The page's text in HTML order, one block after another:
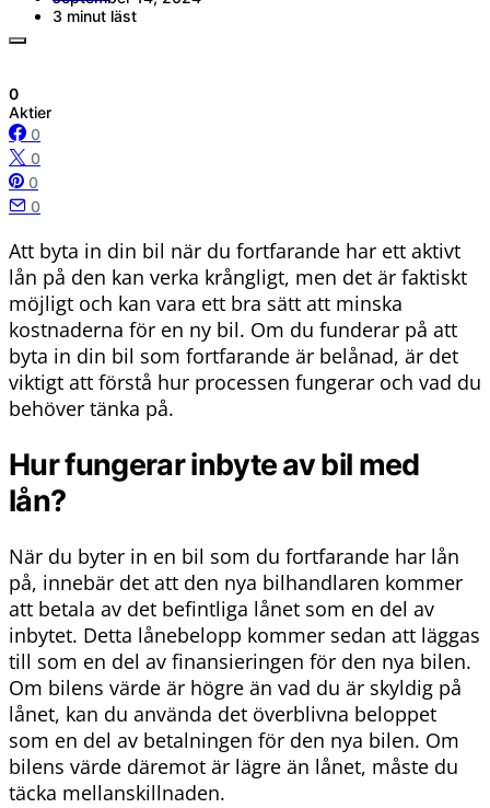
3 minut läst
0
Aktier
0
0
0
0
Att byta in din bil när du fortfarande har ett aktivt
lån på den kan verka krångligt, men det är faktiskt
möjligt och kan vara ett bra sätt att minska
kostnaderna för en ny bil. Om du funderar på att
byta in din bil som fortfarande är belånad, är det
viktigt att förstå hur processen fungerar och vad du
behöver tänka på.
Hur fungerar inbyte av bil med
lån?
När du byter in en bil som du fortfarande har lån
på, innebär det att den nya bilhandlaren kommer
att betala av det befintliga lånet som en del av
inbytet. Detta lånebelopp kommer sedan att läggas
till som en del av finansieringen för den nya bilen.
Om bilens värde är högre än vad du är skyldig på
lånet, kan du använda det överblivna beloppet
som en del av betalningen för den nya bilen. Om
bilens värde däremot är lägre än lånet, måste du
täcka mellanskillnaden.